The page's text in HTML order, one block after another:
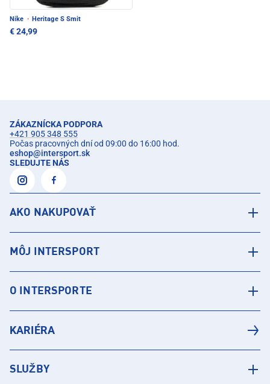
Nike · Heritage S Smit
€ 24,99
ZÁKAZNÍCKA PODPORA
+421 905 348 555
Počas pracovných dní od 09:00 do 16:00 hod.
eshop@intersport.sk
SLEDUJTE NÁS
AKO NAKUPOVAŤ
MÔJ INTERSPORT
O INTERSPORTE
KARIÉRA
SLUŽBY